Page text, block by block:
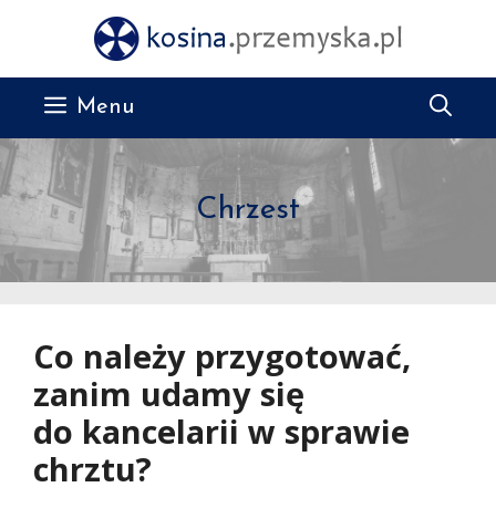
Menu
Chrzest
Co należy przygotować,
zanim udamy się
do kancelarii w sprawie
chrztu?